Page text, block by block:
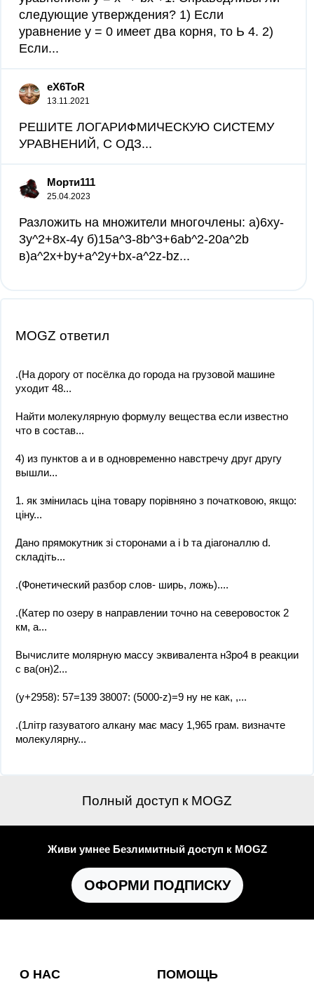
следующие утверждения? 1) Если
уравнение у = 0 имеет два корня, то Ь 4. 2)
Если...
eX6ToR
13.11.2021
РЕШИТЕ ЛОГАРИФМИЧЕСКУЮ СИСТЕМУ
УРАВНЕНИЙ, С ОДЗ...
Морти111
25.04.2023
Разложить на множители многочлены: а)6xy-
3y^2+8x-4y б)15a^3-8b^3+6ab^2-20a^2b
в)a^2x+by+a^2y+bx-a^2z-bz...
MOGZ ответил
.(На дорогу от посёлка до города на грузовой машине
уходит 48...
Найти молекулярную формулу вещества если известно
что в состав...
4) из пунктов а и в одновременно навстречу друг другу
вышли...
1. як змінилась ціна товару порівняно з початковою, якщо:
ціну...
Дано прямокутник зі сторонами a і b та діагоналлю d.
складіть...
.(Фонетический разбор слов- ширь, ложь)....
.(Катер по озеру в направлении точно на северовосток 2
км, а...
Вычислите молярную массу эквивалента н3ро4 в реакции
с ва(он)2...
(у+2958): 57=139 38007: (5000-z)=9 ну не как, ,...
.(1літр газуватого алкану має масу 1,965 грам. визначте
молекулярну...
Полный доступ к MOGZ
Живи умнее Безлимитный доступ к MOGZ
ОФОРМИ ПОДПИСКУ
О НАС ПОМОЩЬ